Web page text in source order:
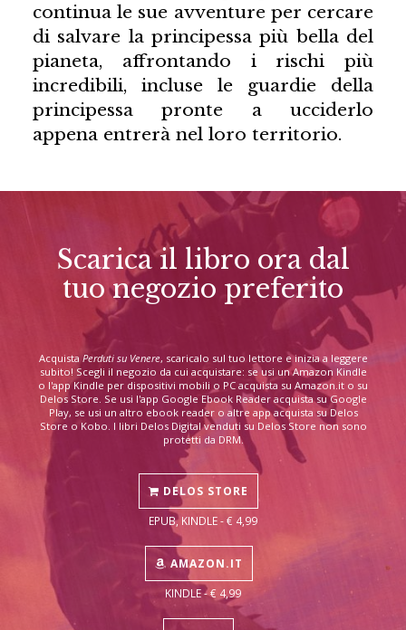
continua le sue avventure per cercare
di salvare la principessa più bella del
pianeta, affrontando i rischi più
incredibili, incluse le guardie della
principessa pronte a ucciderlo
appena entrerà nel loro territorio.
Scarica il libro ora dal
tuo negozio preferito
AcquistaPerduti su Venere, scaricalo sul tuo lettore e inizia a leggere
subito! Scegli il negozio da cui acquistare: se usi un Amazon Kindle
o l'app Kindle per dispositivi mobili o PC acquista su Amazon.it o su
Delos Store. Se usi l'app Google Ebook Reader acquista su Google
Play, se usi un altro ebook reader o altre app acquista su Delos
Store o Kobo. I libri Delos Digital venduti su Delos Store non sono
protetti da DRM.
DELOS STORE
EPUB, KINDLE - € 4,99
AMAZON.IT
KINDLE - € 4,99